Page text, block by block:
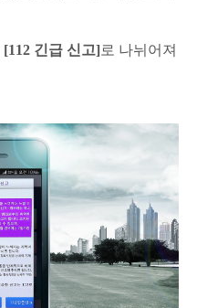
[112 긴급 신고]로 나뉘어져